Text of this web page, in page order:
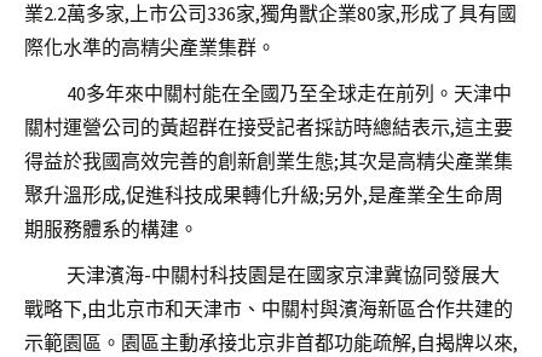
業2.2萬多家,上市公司336家,獨角獸企業80家,形成了具有國
際化水準的高精尖產業集群。
40多年來中關村能在全國乃至全球走在前列。天津中
關村運營公司的黃超群在接受記者採訪時總結表示,這主要
得益於我國高效完善的創新創業生態;其次是高精尖產業集
聚升溫形成,促進科技成果轉化升級;另外,是產業全生命周
期服務體系的構建。
天津濱海-中關村科技園是在國家京津冀協同發展大
戰略下,由北京市和天津市、中關村與濱海新區合作共建的
示範園區。園區主動承接北京非首都功能疏解,自揭牌以來,